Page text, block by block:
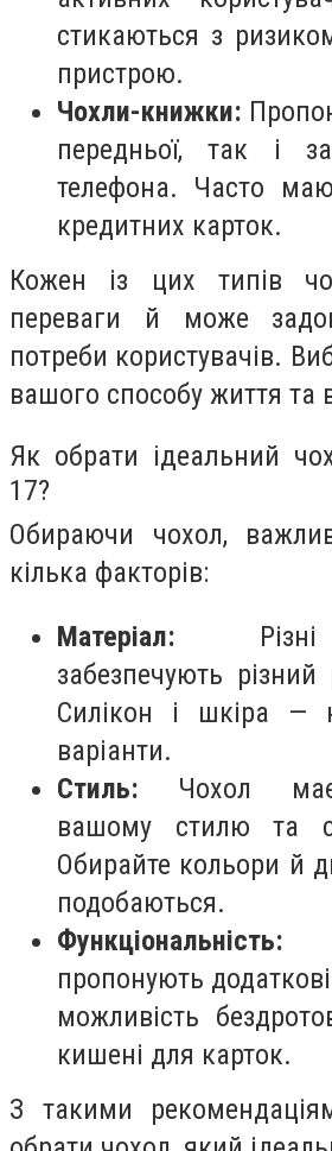
стикаються з
пристрою.
Чохли-книжки:
передньої, так і
телефона. Часто
кредитних карток.
Кожен із цих типів
переваги й може
потреби користувачів.
вашого способу життя та
Як обрати ідеальний
17?
Обираючи чохол,
кілька факторів:
Матеріал: Різні
забезпечують різний
Силікон і шкіра —
варіанти.
Стиль: Чохол має
вашому стилю та
Обирайте кольори й
подобаються.
Функціональність:
пропонують додаткові
можливість
кишені для карток.
З такими